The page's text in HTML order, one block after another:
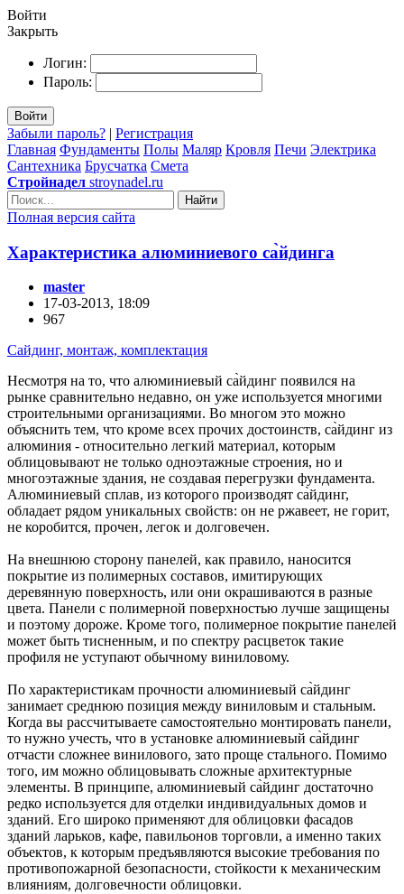
Войти
Закрыть
Логин:
Пароль:
Войти
Забыли пароль? | Регистрация
Главная Фундаменты Полы Маляр Кровля Печи Электрика
Сантехника Брусчатка Смета
Стройнадел stroynadel.ru
Найти
Полная версия сайта
Характеристика алюминиевого са̀йдинга
master
17-03-2013, 18:09
967
Сайдинг, монтаж, комплектация
Несмотря на то, что алюминиевый са̀йдинг появился на
рынке сравнительно недавно, он уже используется многими
строительными организациями. Во многом это можно
объяснить тем, что кроме всех прочих достоинств, са̀йдинг из
алюминия - относительно легкий материал, которым
облицовывают не только одноэтажные строения, но и
многоэтажные здания, не создавая перегрузки фундамента.
Алюминиевый сплав, из которого производят са̀йдинг,
обладает рядом уникальных свойств: он не ржавеет, не горит,
не коробится, прочен, легок и долговечен.
На внешнюю сторону панелей, как правило, наносится
покрытие из полимерных составов, имитирующих
деревянную поверхность, или они окрашиваются в разные
цвета. Панели с полимерной поверхностью лучше защищены
и поэтому дороже. Кроме того, полимерное покрытие панелей
может быть тисненным, и по спектру расцветок такие
профиля не уступают обычному виниловому.
По характеристикам прочности алюминиевый са̀йдинг
занимает среднюю позиция между виниловым и стальным.
Когда вы рассчитываете самостоятельно монтировать панели,
то нужно учесть, что в установке алюминиевый са̀йдинг
отчасти сложнее винилового, зато проще стального. Помимо
того, им можно облицовывать сложные архитектурные
элементы. В принципе, алюминиевый са̀йдинг достаточно
редко используется для отделки индивидуальных домов и
зданий. Его широко применяют для облицовки фасадов
зданий ларьков, кафе, павильонов торговли, а именно таких
объектов, к которым предъявляются высокие требования по
противопожарной безопасности, стойкости к механическим
влияниям, долговечности облицовки.